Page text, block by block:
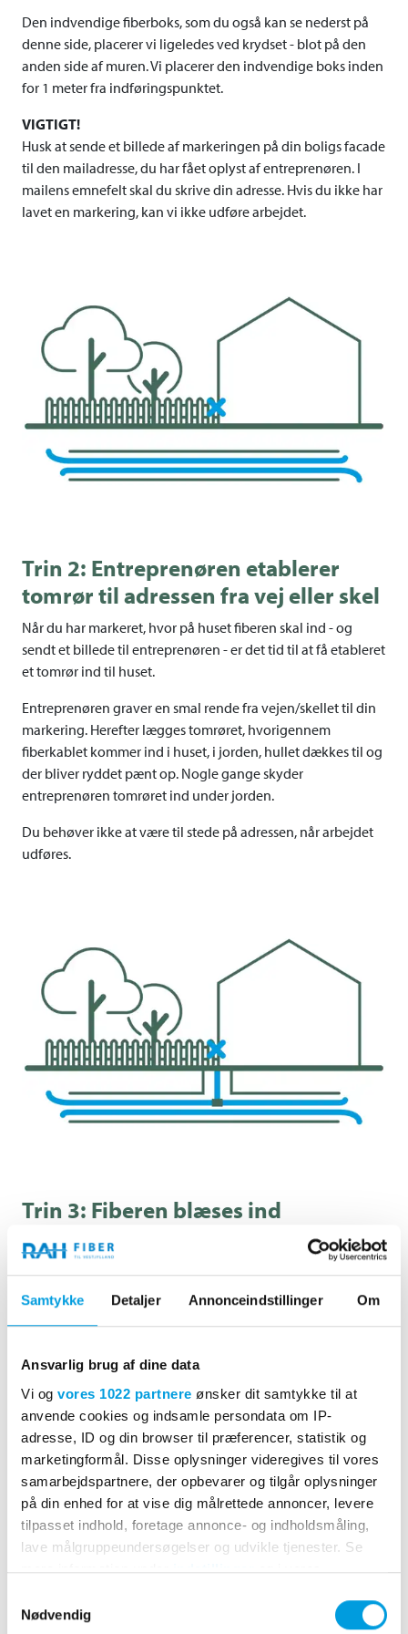
Samtykke Detaljer Annonceindstillinger Om
Ansvarlig brug af dine data
Vi og vores 1022 partnere ønsker dit samtykke til at
anvende cookies og indsamle persondata om IP-
adresse, ID og din browser til præferencer, statistik og
marketingformål. Disse oplysninger videregives til vores
samarbejdspartnere, der opbevarer og tilgår oplysninger
på din enhed for at vise dig målrettede annoncer, levere
tilpasset indhold, foretage annonce- og indholdsmåling,
lave målgruppeundersøgelser og udvikle tjenester. Se
mere information underindstillingerog i vores
tilbage eller ændre indstillinger fra vores
Nødvendig
Den indvendige fiberboks, som du også kan se nederst på
denne side, placerer vi ligeledes ved krydset - blot på den
anden side af muren. Vi placerer den indvendige boks inden
for 1 meter fra indføringspunktet.
VIGTIGT!
Husk at sende et billede af markeringen på din boligs facade
til den mailadresse, du har fået oplyst af entreprenøren. I
mailens emnefelt skal du skrive din adresse. Hvis du ikke har
lavet en markering, kan vi ikke udføre arbejdet.
Trin 2: Entreprenøren etablerer
tomrør til adressen fra vej eller skel
Når du har markeret, hvor på huset fiberen skal ind - og
sendt et billede til entreprenøren - er det tid til at få etableret
et tomrør ind til huset.
Entreprenøren graver en smal rende fra vejen/skellet til din
markering. Herefter lægges tomrøret, hvorigennem
fiberkablet kommer ind i huset, i jorden, hullet dækkes til og
der bliver ryddet pænt op. Nogle gange skyder
entreprenøren tomrøret ind under jorden.
Du behøver ikke at være til stede på adressen, når arbejdet
udføres.
Trin 3: Fiberen blæses ind
Når røret er på plads, blæses selve fiberkablet ind i tomrøret.
Du behøver heller ikke at være på adressen, når vi gør det.
Når fiberen er blæst ind, kan vi opsætte den udvendige
fiberboks og installere den indvendige fiberboks.